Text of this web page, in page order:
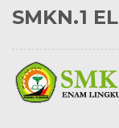
SMKN.1 EL